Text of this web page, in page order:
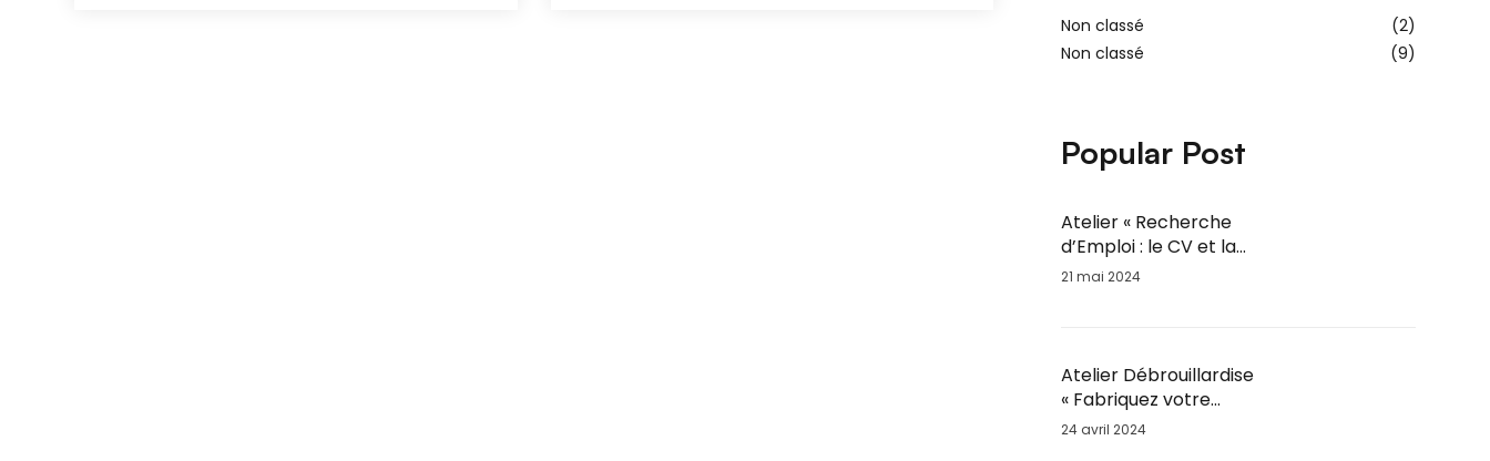
Non classé
(2)
Non classé
(9)
Popular Post
Atelier « Recherche
d’Emploi : le CV et la
lettre de motivation » /
21 mai 2024
Atelier Débrouillardise
« Fabriquez votre
Marmite Norvégienne »
24 avril 2024